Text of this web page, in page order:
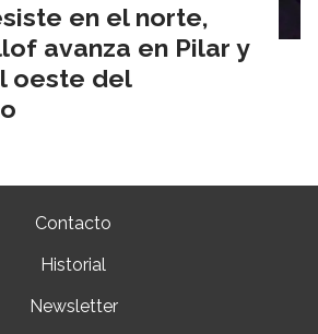
en el norte,
avanza en Pilar y
oeste del
Contacto
Historial
Newsletter